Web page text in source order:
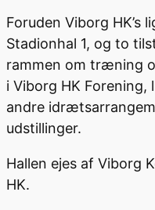
Foruden Viborg HK’s
Stadionhal 1, og to
rammen om træning
i Viborg HK Forening,
andre
udstillinger.
Hallen ejes af Viborg
HK.